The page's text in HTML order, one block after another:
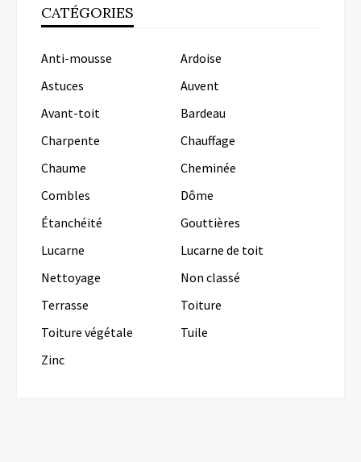
CATÉGORIES
Anti-mousse
Ardoise
Astuces
Auvent
Avant-toit
Bardeau
Charpente
Chauffage
Chaume
Cheminée
Combles
Dôme
Étanchéité
Gouttières
Lucarne
Lucarne de toit
Nettoyage
Non classé
Terrasse
Toiture
Toiture végétale
Tuile
Zinc